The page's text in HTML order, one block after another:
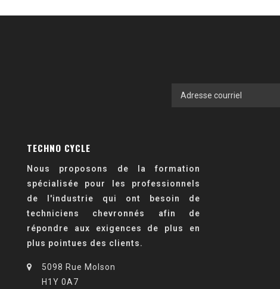
TECHNO CYCLE
Nous proposons de la formation
spécialisée pour les professionnels
de l'industrie qui ont besoin de
techniciens chevronnés afin de
répondre aux exigences de plus en
plus pointues des clients.
5098 Rue Molson
H1Y 0A7